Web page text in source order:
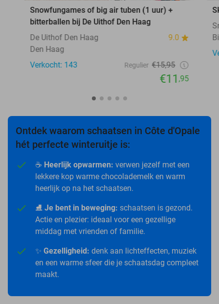
Snowfungames of big air tuben (1 uur) +
bitterballen bij De Uithof Den Haag
De Uithof Den Haag
9.0
Den Haag
Verkocht: 143
Regulier €15,95
€11,95
Ontdek waarom schaatsen in Côte d'Opale
hét perfecte winteruitje is:
☕ Heerlijk opwarmen: verwen jezelf met een
lekkere kop warme chocolademelk en warm
heerlijk op na het schaatsen.
⛸️ Je bent in beweging: schaatsen is gezond.
Actie en plezier: ideaal voor een gezellige
middag met vrienden of familie.
✨ Gezelligheid: denk aan lichteffecten, muziek
en een warme sfeer die je schaatsdag compleet
maakt.